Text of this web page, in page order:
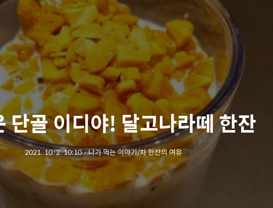
단골 이디야! 달고나라떼 한잔
2021. 10. 2. 10:10ㆍ나가 먹는 이야기/차 한잔의 여유